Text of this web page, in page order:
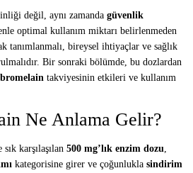
değil, aynı zamanda güvenlik
optimal kullanım miktarı belirlenmeden
tanımlanmalı, bireysel ihtiyaçlar ve sağlık
Bir sonraki bölümde, bu dozlardan
takviyesinin etkileri ve kullanım
Ne Anlama Gelir?
karşılaşılan 500 mg’lık enzim dozu
kategorisine girer ve çoğunlukla sindirim